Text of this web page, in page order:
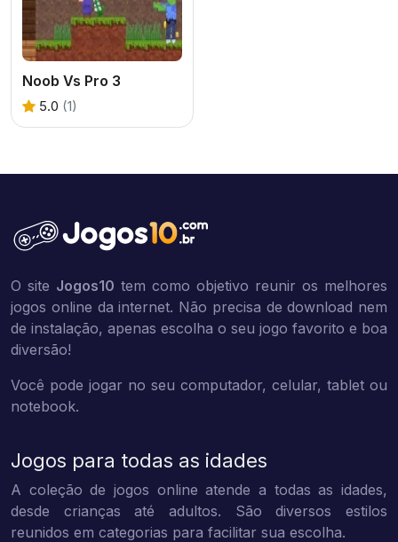
Noob Vs Pro 3
5.0 (1)
O site Jogos10 tem como objetivo reunir os melhores
jogos online da internet. Não precisa de download nem
de instalação, apenas escolha o seu jogo favorito e boa
diversão!
Você pode jogar no seu computador, celular, tablet ou
notebook.
Jogos para todas as idades
A coleção de jogos online atende a todas as idades,
desde crianças até adultos. São diversos estilos
reunidos em categorias para facilitar sua escolha.